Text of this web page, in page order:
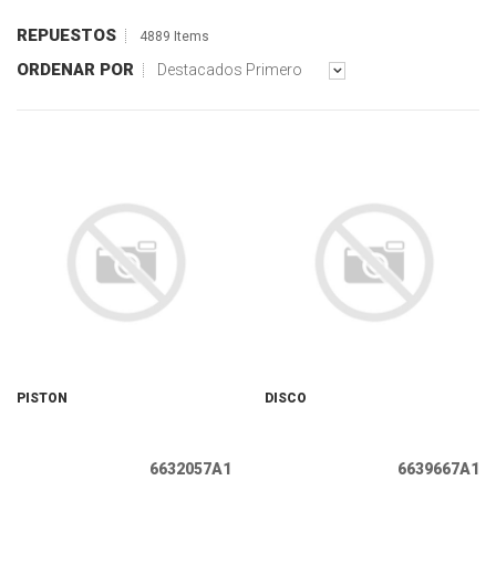
REPUESTOS 4889 Items
ORDENAR POR Destacados Primero
PISTON
6632057A1
DISCO
6639667A1